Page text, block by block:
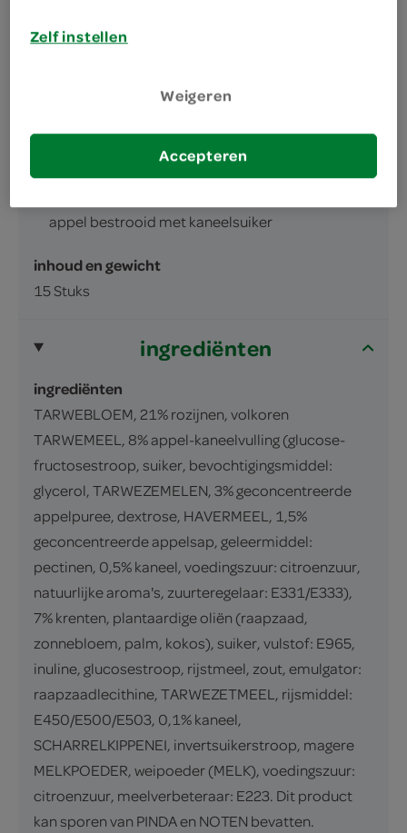
omschrijving
appel bestrooid met kaneelsuiker
inhoud en gewicht
15 Stuks
ingrediënten
ingrediënten
TARWEBLOEM, 21% rozijnen, volkoren
TARWEMEEL, 8% appel-kaneelvulling (glucose-
fructosestroop, suiker, bevochtigingsmiddel:
glycerol, TARWEZEMELEN, 3% geconcentreerde
appelpuree, dextrose, HAVERMEEL, 1,5%
geconcentreerde appelsap, geleermiddel:
pectinen, 0,5% kaneel, voedingszuur: citroenzuur,
natuurlijke aroma's, zuurteregelaar: E331/E333),
7% krenten, plantaardige oliën (raapzaad,
zonnebloem, palm, kokos), suiker, vulstof: E965,
inuline, glucosestroop, rijstmeel, zout, emulgator:
raapzaadlecithine, TARWEZETMEEL, rijsmiddel:
E450/E500/E503, 0,1% kaneel,
SCHARRELKIPPENEI, invertsuikerstroop, magere
MELKPOEDER, weipoeder (MELK), voedingszuur:
citroenzuur, meelverbeteraar: E223. Dit product
kan sporen van PINDA en NOTEN bevatten.
Zelf instellen
Weigeren
Accepteren